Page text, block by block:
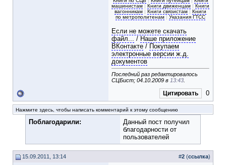
машинистам | Книги движенцам | Книги
вагонникам | Книги связистам | Книги
по метрополитенам | Указания ГТСС
Если не можете скачать
файл... / Наше приложение
ВКонтакте / Покупаем
электронные версии ж.д.
документов
Последний раз редактировалось
СЦБист; 04.10.2009 в 13:43
Цитировать 0
Нажмите здесь, чтобы написать комментарий к этому сообщению
Поблагодарили:
Данный пост получил
благодарности от
пользователей
15.09.2011, 13:14 #2 (ссылка)